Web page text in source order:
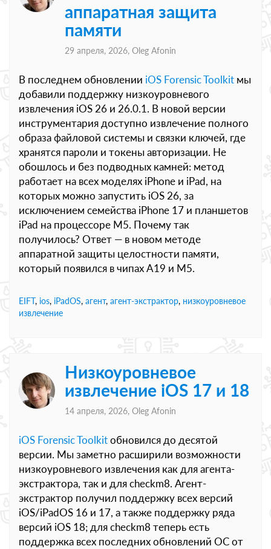
аппаратная защита
памяти
29 апреля, 2026, Oleg Afonin
В последнем обновлении iOS Forensic Toolkit мы
добавили поддержку низкоуровневого
извлечения iOS 26 и 26.0.1. В новой версии
инструментария доступно извлечение полного
образа файловой системы и связки ключей, где
хранятся пароли и токены авторизации. Не
обошлось и без подводных камней: метод
работает на всех моделях iPhone и iPad, на
которых можно запустить iOS 26, за
исключением семейства iPhone 17 и планшетов
iPad на процессоре M5. Почему так
получилось? Ответ — в новом методе
аппаратной защиты целостности памяти,
который появился в чипах A19 и M5.
EIFT, ios, iPadOS, агент, агент-экстрактор, низкоуровневое
извлечение
Низкоуровневое
извлечение iOS 17 и 18
14 апреля, 2026, Oleg Afonin
iOS Forensic Toolkitобновился до десятой
версии. Мы заметно расширили возможности
низкоуровневого извлечения как для агента-
экстрактора, так и для checkm8. Агент-
экстрактор получил поддержку всех версий
iOS/iPadOS 16 и 17, а также поддержку ряда
версий iOS 18; для checkm8 теперь есть
поддержка всех последних обновлений ОС от